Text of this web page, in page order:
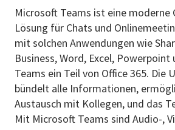
Microsoft Teams ist eine moderne
Lösung für Chats und
mit solchen Anwendungen wie
Business, Word, Excel,
Teams ein Teil von Office 365. Die
bündelt alle Informationen,
Austausch mit Kollegen, und das
Mit Microsoft Teams sind Audio-,